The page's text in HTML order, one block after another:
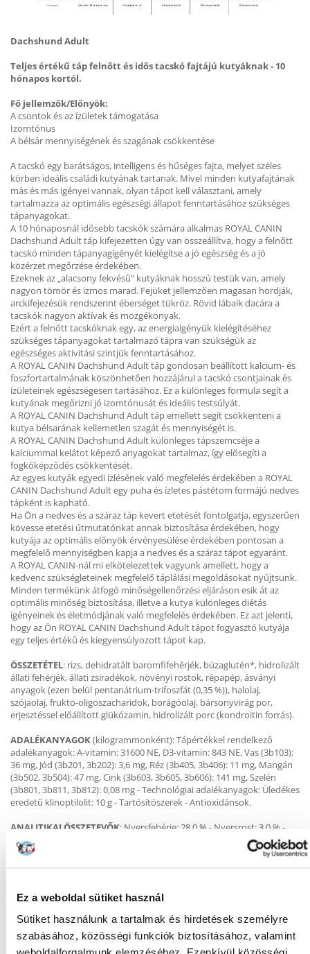
Ez a weboldal sütiket használ
Sütiket használunk a tartalmak és hirdetések személyre
szabásához, közösségi funkciók biztosításához, valamint
Dachshund Adult
Teljes értékű táp felnőtt és idős tacskó fajtájú kutyáknak - 10
hónapos kortól.
Fő jellemzők/Előnyök:
A csontok és az ízületek támogatása
Izomtónus
A bélsár mennyiségének és szagának csökkentése
A tacskó egy barátságos, intelligens és hűséges fajta, melyet széles
körben ideális családi kutyának tartanak. Mivel minden kutyafajtának
más és más igényei vannak, olyan tápot kell választani, amely
tartalmazza az optimális egészségi állapot fenntartásához szükséges
tápanyagokat.
A 10 hónaposnál idősebb tacskók számára alkalmas ROYAL CANIN
Dachshund Adult táp kifejezetten úgy van összeállítva, hogy a felnőtt
tacskó minden tápanyagigényét kielégítse a jó egészség és a jó
közérzet megőrzése érdekében.
Ezeknek az „alacsony fekvésű” kutyáknak hosszú testük van, amely
nagyon tömör és izmos marad. Fejüket jellemzően magasan hordják,
arckifejezésük rendszerint éberséget tükröz. Rövid lábaik dacára a
tacskók nagyon aktívak és mozgékonyak.
Ezért a felnőtt tacskóknak egy, az energiaigényük kielégítéséhez
szükséges tápanyagokat tartalmazó tápra van szükségük az
egészséges aktivitási szintjük fenntartásához.
A ROYAL CANIN Dachshund Adult táp gondosan beállított kalcium- és
foszfortartalmának köszönhetően hozzájárul a tacskó csontjainak és
ízületeinek egészségesen tartásához. Ez a különleges formula segít a
kutyának megőrizni jó izomtónusát és ideális testsúlyát.
A ROYAL CANIN Dachshund Adult táp emellett segít csökkenteni a
kutya bélsarának kellemetlen szagát és mennyiségét is.
A ROYAL CANIN Dachshund Adult különleges tápszemcséje a
kalciummal kelátot képező anyagokat tartalmaz, így elősegíti a
fogkőképződés csökkentését.
Az egyes kutyák egyedi ízlésének való megfelelés érdekében a ROYAL
CANIN Dachshund Adult egy puha és ízletes pástétom formájú nedves
tápként is kapható.
Ha Ön a nedves és a száraz táp kevert etetését fontolgatja, egyszerűen
kövesse etetési útmutatónkat annak biztosítása érdekében, hogy
kutyája az optimális előnyök érvényesülése érdekében pontosan a
megfelelő mennyiségben kapja a nedves és a száraz tápot egyaránt.
A ROYAL CANIN-nál mi elkötelezettek vagyunk amellett, hogy a
kedvenc szükségleteinek megfelelő táplálási megoldásokat nyújtsunk.
Minden termékünk átfogó minőségellenőrzési eljáráson esik át az
optimális minőség biztosítása, illetve a kutya különleges diétás
igényeinek és életmódjának való megfelelés érdekében. Ez azt jelenti,
hogy az Ön ROYAL CANIN Dachshund Adult tápot fogyasztó kutyája
egy teljes értékű és kiegyensúlyozott tápot kap.
ÖSSZETÉTEL: rizs, dehidratált baromfifehérjék, búzaglutén*, hidrolizált
állati fehérjék, állati zsiradékok, növényi rostok, répapép, ásványi
anyagok (ezen belül pentanátrium-trifoszfát (0,35 %)), halolaj,
szójaolaj, frukto-oligoszacharidok, borágóolaj, bársonyvirág por,
erjesztéssel előállított glükózamin, hidrolizált porc (kondroitin forrás).
ADALÉKANYAGOK(kilogrammonként): Tápértékkel rendelkező
adalékanyagok: A-vitamin: 31600 NE, D3-vitamin: 843 NE, Vas (3b103):
36 mg, Jód (3b201, 3b202): 3,6 mg, Réz (3b405, 3b406): 11 mg, Mangán
(3b502, 3b504): 47 mg, Cink (3b603, 3b605, 3b606): 141 mg, Szelén
(3b801, 3b811, 3b812): 0,08 mg - Technológiai adalékanyagok: Üledékes
eredetű klinoptilolit: 10 g - Tartósítószerek - Antioxidánsok.
ANALITIKAI ÖSSZETEVŐK: Nyersfehérje: 28,0 % - Nyersrost: 3,0 % -
Zsírtartalom: 14,0 % - Nyershamu: 6,5 % - Kalcium: 0,8 % - Foszfor: 0,7
%.
csomagoláson található. Száraz, hűvös helyen tartandó.
*L.I.P.: kitűnően emészthető, válogatott fehérje.